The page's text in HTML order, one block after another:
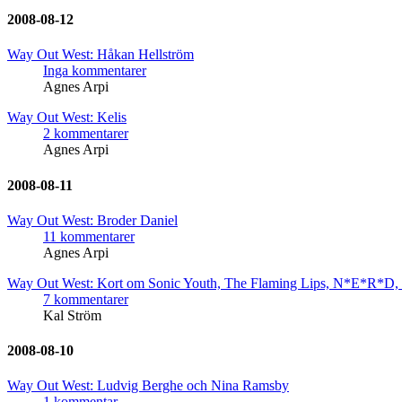
2008-08-12
Way Out West: Håkan Hellström
Inga kommentarer
Agnes Arpi
Way Out West: Kelis
2 kommentarer
Agnes Arpi
2008-08-11
Way Out West: Broder Daniel
11 kommentarer
Agnes Arpi
Way Out West: Kort om Sonic Youth, The Flaming Lips, N*E*R*D,
7 kommentarer
Kal Ström
2008-08-10
Way Out West: Ludvig Berghe och Nina Ramsby